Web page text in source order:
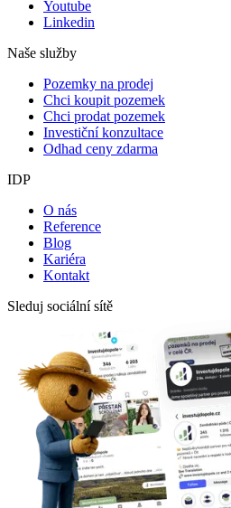
Youtube
Linkedin
Naše služby
Pozemky na prodej
Chci koupit pozemek
Chci prodat pozemek
Investiční konzultace
Odhad ceny zdarma
IDP
O nás
Reference
Blog
Kariéra
Kontakt
Sleduj sociální sítě